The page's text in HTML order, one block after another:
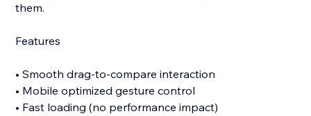
them.
Features
• Smooth drag-to-compare interaction
• Mobile optimized gesture control
• Fast loading (no performance impact)